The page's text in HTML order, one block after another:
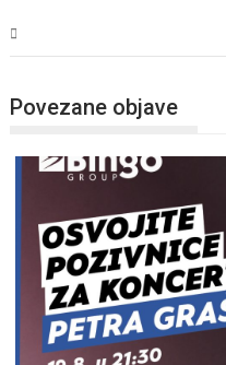
Povezane objave